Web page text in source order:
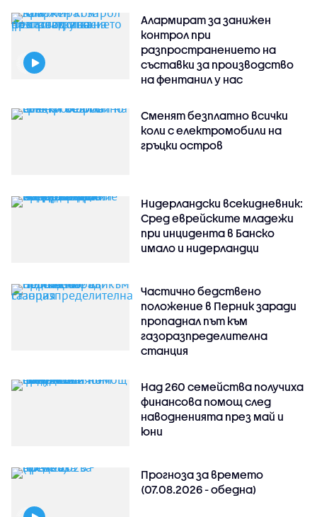
Алармират за занижен
контрол при
разпространението на
съставки за производство
на фентанил у нас
Сменят безплатно всички
коли с електромобили на
гръцки остров
Нидерландски всекидневник:
Сред еврейските младежи
при инцидента в Банско
имало и нидерландци
Частично бедствено
положение в Перник заради
пропаднал път към
газоразпределителна
станция
Над 260 семейства получиха
финансова помощ след
наводненията през май и
юни
Прогноза за времето
(07.08.2026 - обедна)